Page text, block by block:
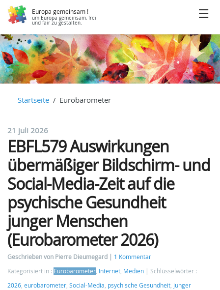
Europa gemeinsam !
um Europa gemeinsam, frei
und fair zu gestalten.
Startseite Eurobarometer
21 juli 2026
EBFL579 Auswirkungen
übermäßiger Bildschirm- und
Social-Media-Zeit auf die
psychische Gesundheit
junger Menschen
(Eurobarometer 2026)
Geschrieben von Pierre Dieumegard
1 Kommentar
Kategorisiert in : Eurobarometer Internet Medien
Schlüsselwörter :
2026 eurobarometer Social-Media psychische Gesundheit junger